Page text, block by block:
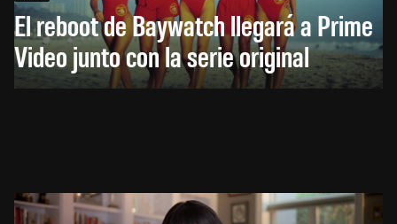
El reboot de Baywatch llegará a Prime
Video junto con la serie original